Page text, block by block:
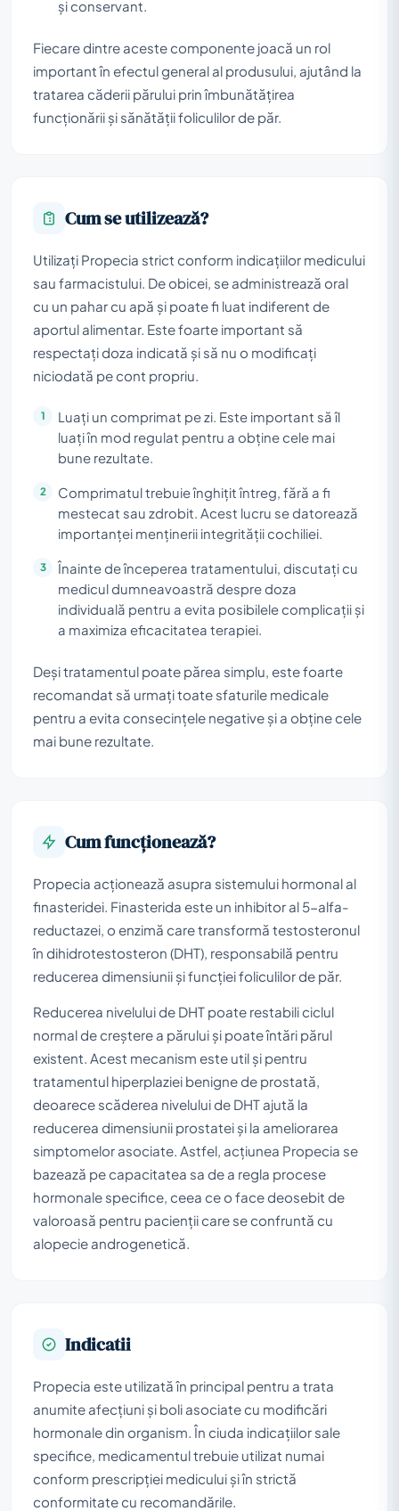
și conservant.
Fiecare dintre aceste componente joacă un rol
important în efectul general al produsului, ajutând la
tratarea căderii părului prin îmbunătățirea
funcționării și sănătății foliculilor de păr.
Cum se utilizează?
Utilizați Propecia strict conform indicațiilor medicului
sau farmacistului. De obicei, se administrează oral
cu un pahar cu apă și poate fi luat indiferent de
aportul alimentar. Este foarte important să
respectați doza indicată și să nu o modificați
niciodată pe cont propriu.
Luați un comprimat pe zi. Este important să îl
luați în mod regulat pentru a obține cele mai
bune rezultate.
Comprimatul trebuie înghițit întreg, fără a fi
mestecat sau zdrobit. Acest lucru se datorează
importanței menținerii integrității cochiliei.
Înainte de începerea tratamentului, discutați cu
medicul dumneavoastră despre doza
individuală pentru a evita posibilele complicații și
a maximiza eficacitatea terapiei.
Deși tratamentul poate părea simplu, este foarte
recomandat să urmați toate sfaturile medicale
pentru a evita consecințele negative și a obține cele
mai bune rezultate.
Cum funcționează?
Propecia acționează asupra sistemului hormonal al
finasteridei. Finasterida este un inhibitor al 5-alfa-
reductazei, o enzimă care transformă testosteronul
în dihidrotestosteron (DHT), responsabilă pentru
reducerea dimensiunii și funcției foliculilor de păr.
Reducerea nivelului de DHT poate restabili ciclul
normal de creștere a părului și poate întări părul
existent. Acest mecanism este util și pentru
tratamentul hiperplaziei benigne de prostată,
deoarece scăderea nivelului de DHT ajută la
reducerea dimensiunii prostatei și la ameliorarea
simptomelor asociate. Astfel, acțiunea Propecia se
bazează pe capacitatea sa de a regla procese
hormonale specifice, ceea ce o face deosebit de
valoroasă pentru pacienții care se confruntă cu
alopecie androgenetică.
Indicatii
Propecia este utilizată în principal pentru a trata
anumite afecțiuni și boli asociate cu modificări
hormonale din organism. În ciuda indicațiilor sale
specifice, medicamentul trebuie utilizat numai
conform prescripției medicului și în strictă
conformitate cu recomandările.